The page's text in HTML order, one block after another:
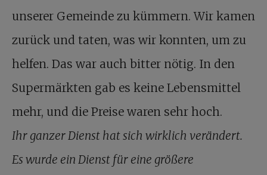
unserer Gemeinde zu kümmern. Wir kamen
zurück und taten, was wir konnten, um zu
helfen. Das war auch bitter nötig. In den
Supermärkten gab es keine Lebensmittel
mehr, und die Preise waren sehr hoch.
Ihr ganzer Dienst hat sich wirklich verändert.
Es wurde ein Dienst für eine größere